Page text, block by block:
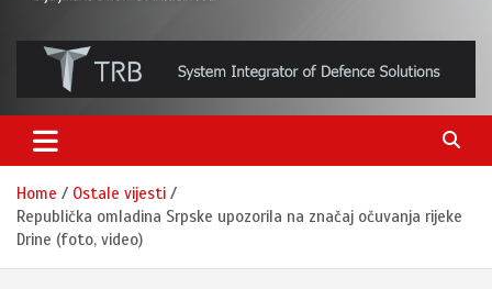
BNDAN.com
Home
Ostale vijesti
Republička omladina Srpske upozorila na značaj očuvanja rijeke
Drine (foto, video)